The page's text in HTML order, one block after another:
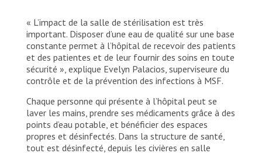
« L’impact de la salle de stérilisation est très
important. Disposer d’une eau de qualité sur une base
constante permet à l’hôpital de recevoir des patients
et des patientes et de leur fournir des soins en toute
sécurité », explique Evelyn Palacios, superviseure du
contrôle et de la prévention des infections à MSF.
Chaque personne qui présente à l’hôpital peut se
laver les mains, prendre ses médicaments grâce à des
points d’eau potable, et bénéficier des espaces
propres et désinfectés. Dans la structure de santé,
tout est désinfecté, depuis les civières en salle